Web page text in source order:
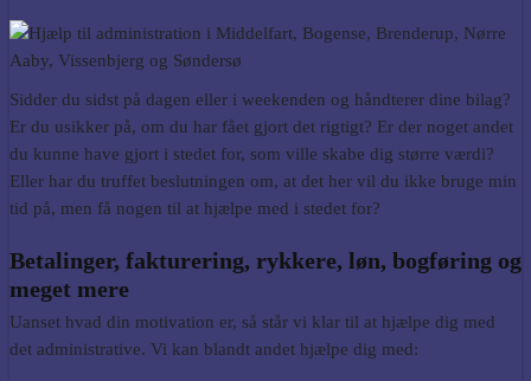
Sidder du sidst på dagen eller i weekenden og håndterer dine bilag?
Er du usikker på, om du har fået gjort det rigtigt? Er der noget andet
du kunne have gjort i stedet for, som ville skabe dig større værdi?
Eller har du truffet beslutningen om, at det her vil du ikke bruge min
tid på, men få nogen til at hjælpe med i stedet for?
Betalinger, fakturering, rykkere, løn, bogføring og
meget mere
Uanset hvad din motivation er, så står vi klar til at hjælpe dig med
det administrative. Vi kan blandt andet hjælpe dig med: